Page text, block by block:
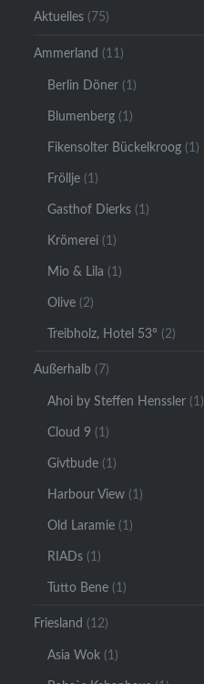
Aktuelles (75)
Ammerland (11)
Berlin Döner (1)
Blumenberg (1)
Fikensolter Bückelkroog (1)
Fröllje (1)
Gasthof Dierks (1)
Krömerei (1)
Mio & Lila (1)
Olive (2)
Treibholz, Hotel 53° (2)
Außerhalb (7)
Ahoi by Steffen Henssler (1)
Cloud 9 (1)
Givtbude (1)
Harbour View (1)
Old Laramie (1)
RIADs (1)
Tutto Bene (1)
Friesland (12)
Asia Wok (1)